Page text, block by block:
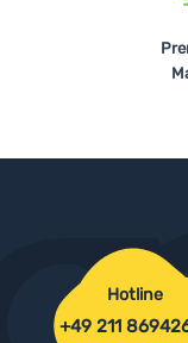
Hotline
+49 211